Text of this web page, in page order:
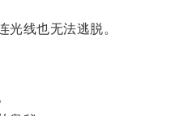
线也无法逃脱。